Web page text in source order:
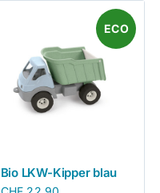
ECO
Bio LKW-Kipper blau